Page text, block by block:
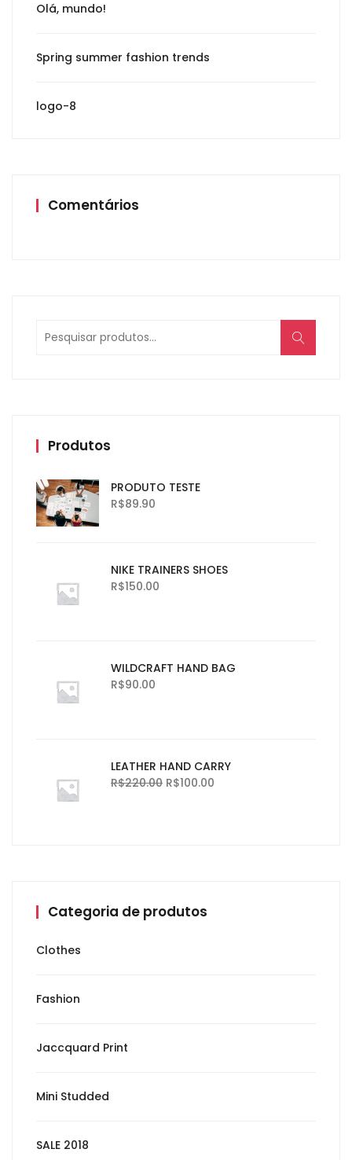
Olá, mundo!
Spring summer fashion trends
logo-8
Comentários
Produtos
PRODUTO TESTE
R$89.90
NIKE TRAINERS SHOES
R$150.00
WILDCRAFT HAND BAG
R$90.00
LEATHER HAND CARRY
R$220.00 R$100.00
Categoria de produtos
Clothes
Fashion
Jaccquard Print
Mini Studded
SALE 2018